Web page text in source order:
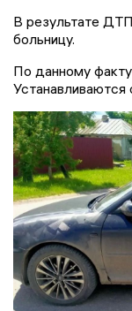
В результате
больницу.
По данному
Устанавливаются